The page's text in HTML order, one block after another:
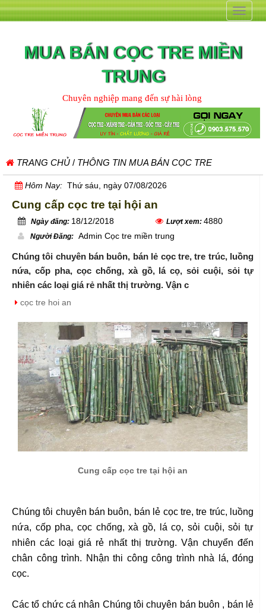
Toggle
MUA BÁN CỌC TRE MIỀN
TRUNG
Chuyên nghiệp mang đến sự hài lòng
TRANG CHỦ / THÔNG TIN MUA BÁN CỌC TRE
Hôm Nay: Thứ sáu, ngày 07/08/2026
Cung cấp cọc tre tại hội an
Ngày đăng: 18/12/2018 Lượt xem: 4880
Người Đăng: Admin Cọc tre miền trung
Chúng tôi chuyên bán buôn, bán lẻ cọc tre, tre trúc, luồng
nứa, cốp pha, cọc chống, xà gồ, lá cọ, sỏi cuội, sỏi tự
nhiên các loại giá rẻ nhất thị trường. Vận c
cọc tre hoi an
Cung cấp cọc tre tại hội an
Chúng tôi chuyên bán buôn, bán lẻ cọc tre, tre trúc, luồng
nứa, cốp pha, cọc chống, xà gồ, lá cọ, sỏi cuội, sỏi tự
nhiên các loại giá rẻ nhất thị trường. Vận chuyển đến
chân công trình. Nhận thi công công trình nhà lá, đóng
cọc.
Các tổ chức cá nhân Chúng tôi chuyên bán buôn , bán lẻ